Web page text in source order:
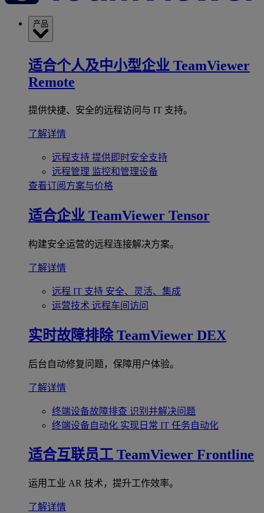
产品
适合个人及中小型企业 TeamViewer
Remote
提供快捷、安全的远程访问与 IT 支持。
了解详情
远程支持 提供即时安全支持
远程管理 监控和管理设备
查看订阅方案与价格
适合企业 TeamViewer Tensor
构建安全运营的远程连接解决方案。
了解详情
远程 IT 支持 安全、灵活、集成
运营技术 远程车间访问
实时故障排除 TeamViewer DEX
后台自动修复问题，保障用户体验。
了解详情
终端设备故障排查 识别并解决问题
终端设备自动化 实现日常 IT 任务自动化
适合互联员工 TeamViewer Frontline
运用工业 AR 技术，提升工作效率。
了解详情